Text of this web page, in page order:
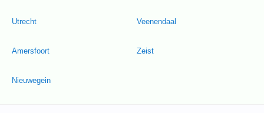
Utrecht
Amersfoort
Nieuwegein
Veenendaal
Zeist